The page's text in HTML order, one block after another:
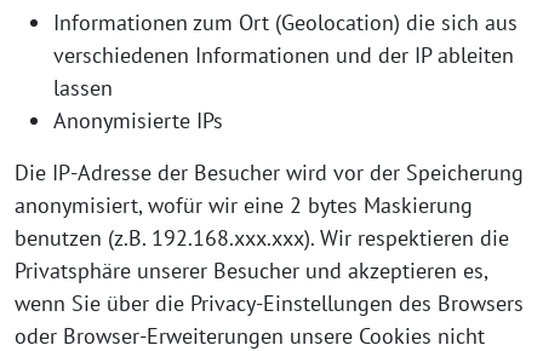
Infor­ma­tio­nen zum Ort (Geo­lo­ca­ti­on) die sich aus
ver­schie­de­nen Infor­ma­tio­nen und der IP ablei­ten
lassen
Anony­mi­sier­te IPs
Die IP-Adres­se der Besu­cher wird vor der Spei­che­rung
anony­mi­siert, wofür wir eine 2 bytes Mas­kie­rung
benut­zen (z.B. 192.168.xxx.xxx). Wir respek­tie­ren die
Pri­vat­sphä­re unse­rer Besu­cher und akzep­tie­ren es,
wenn Sie über die Pri­va­cy-Ein­stel­lun­gen des Brow­sers
oder Brow­ser-Erwei­te­run­gen unse­re Coo­kies nicht